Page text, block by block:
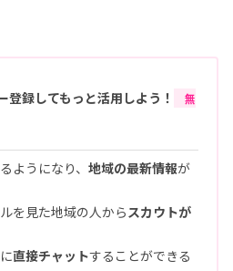
登録してもっと活用しよう！
無
ようになり、 地域の最新情報が
を見た地域の人から スカウトが
直接チャットすることができる